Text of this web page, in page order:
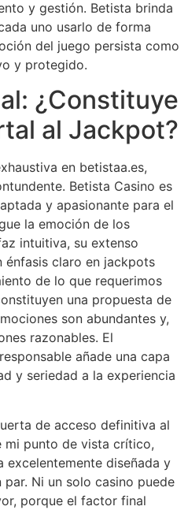
y gestión. Betista brinda
uno usarlo de forma
del juego persista como
y protegido.
¿Constituye
al Jackpot?
en betistaa.es,
Betista Casino es
y apasionante para el
la emoción de los
intuitiva, su extenso
claro en jackpots
de lo que requerimos
una propuesta de
son abundantes y,
razonables. El
añade una capa
y seriedad a la experiencia
de acceso definitiva al
mi punto de vista crítico,
excelentemente diseñada y
Ni un solo casino puede
porque el factor final